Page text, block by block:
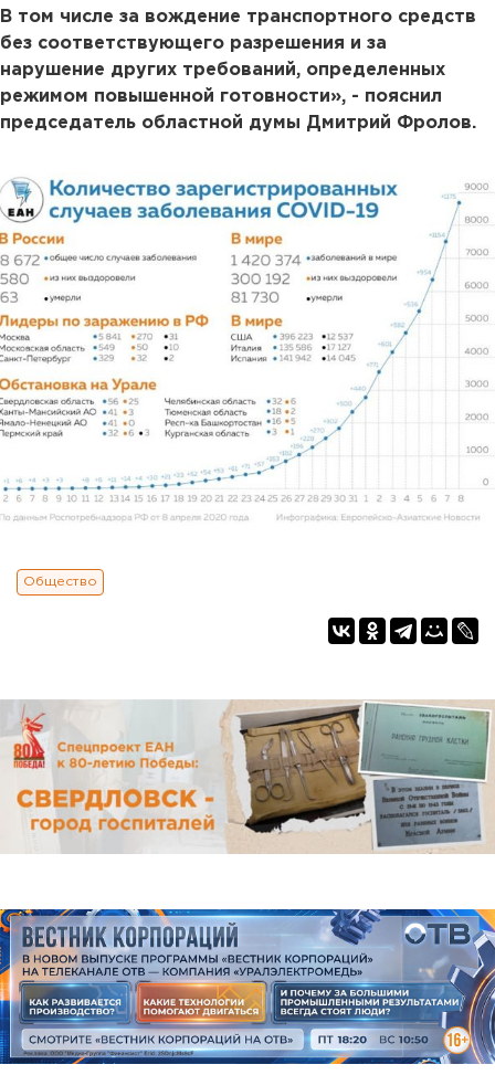
В том числе за вождение транспортного средств
без соответствующего разрешения и за
нарушение других требований, определенных
режимом повышенной готовности», - пояснил
председатель областной думы Дмитрий Фролов.
Общество